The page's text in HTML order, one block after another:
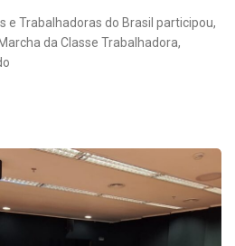
e Trabalhadoras do Brasil participou,
da Classe Trabalhadora,